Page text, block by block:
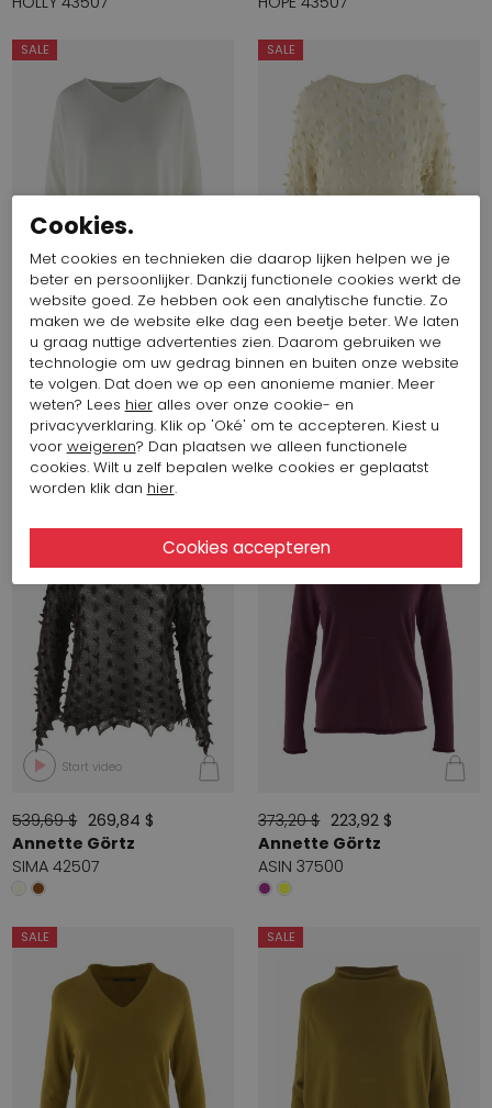
SALE
525,81 $ 262,91 $
Annette Görtz
GRIM 42500
SALE
Start video
539,69 $ 269,84 $
Annette Görtz
SIMA 42507
SALE
Start video
539,69 $ 269,84 $
Annette Görtz
SIMA 42507
373,20 $ 223,92 $
Annette Görtz
ASIN 37500
SALE SALE
Cookies.
Met cookies en technieken die daarop lijken helpen we je
beter en persoonlijker. Dankzij functionele cookies werkt de
website goed. Ze hebben ook een analytische functie. Zo
maken we de website elke dag een beetje beter. We laten
u graag nuttige advertenties zien. Daarom gebruiken we
technologie om uw gedrag binnen en buiten onze website
te volgen. Dat doen we op een anonieme manier. Meer
weten? Lees hieralles over onze cookie- en
privacyverklaring. Klik op 'Oké' om te accepteren. Kiest u
voor weigeren? Dan plaatsen we alleen functionele
cookies. Wilt u zelf bepalen welke cookies er geplaatst
worden klik dan hier.